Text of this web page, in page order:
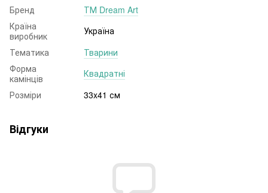
Бренд
ТМ Dream Art
Країна
виробник
Україна
Тематика
Тварини
Форма
камінців
Квадратні
Розміри
33x41 см
Відгуки